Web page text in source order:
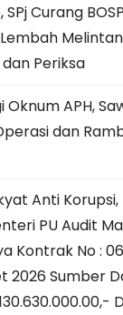
Curang
Lembah
Periksa
Oknum APH,
dan
Anti
PU Audit
Kontrak No :
2026 Sumber